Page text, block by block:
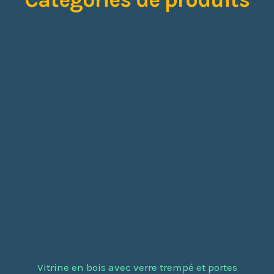
Vitrine en bois avec verre trempé et portes